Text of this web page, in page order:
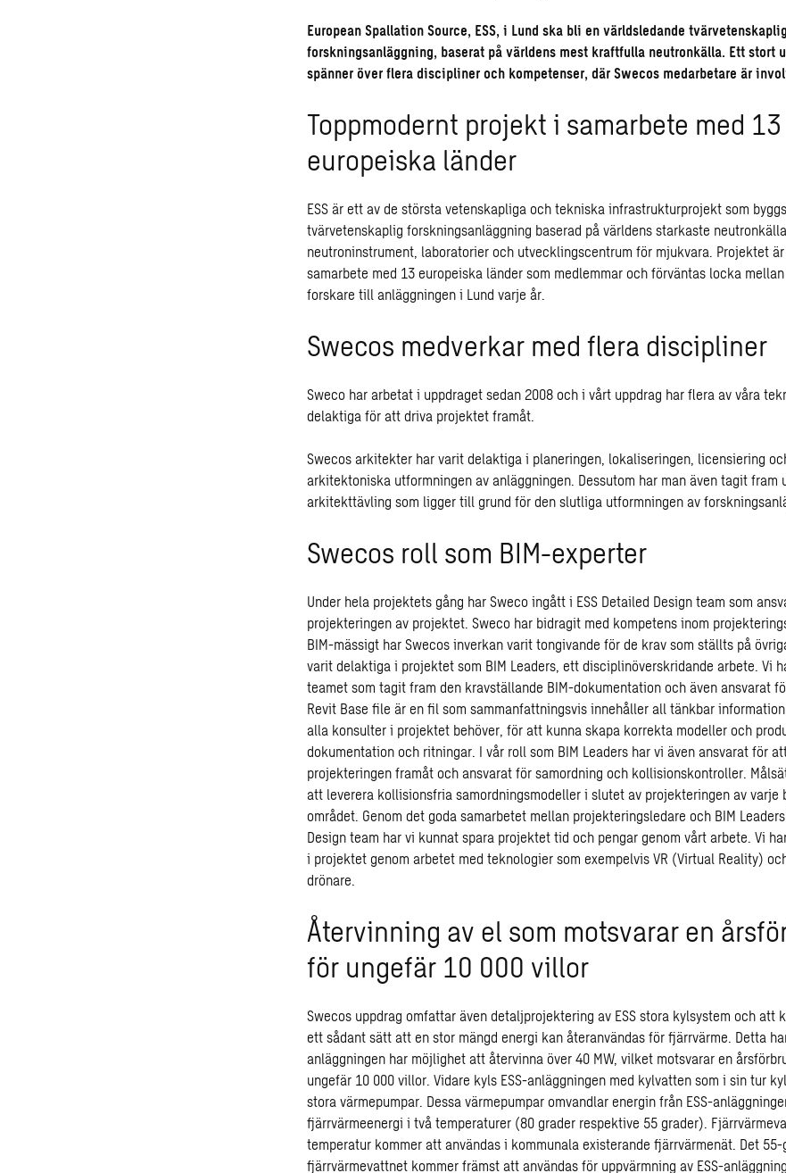
European Spallation Source, ESS, i Lund ska bli en världsledande tvärvetenskaplig
forskningsanläggning, baserat på världens mest kraftfulla neutronkälla. Ett stort
spänner över flera discipliner och kompetenser, där Swecos medarbetare är
Toppmodernt projekt i samarbete med 13
europeiska länder
ESS är ett av de största vetenskapliga och tekniska infrastrukturprojekt som
tvärvetenskaplig forskningsanläggning baserad på världens starkaste
neutroninstrument, laboratorier och utvecklingscentrum för mjukvara. Projektet
samarbete med 13 europeiska länder som medlemmar och förväntas locka
forskare till anläggningen i Lund varje år.
Swecos medverkar med flera discipliner
Sweco har arbetat i uppdraget sedan 2008 och i vårt uppdrag har flera av våra
delaktiga för att driva projektet framåt.
Swecos arkitekter har varit delaktiga i planeringen, lokaliseringen, licensiering
arkitektoniska utformningen av anläggningen. Dessutom har man även tagit fram
arkitekttävling som ligger till grund för den slutliga utformningen av
Swecos roll som BIM-experter
Under hela projektets gång har Sweco ingått i ESS Detailed Design team som
projekteringen av projektet. Sweco har bidragit med kompetens inom
BIM-mässigt har Swecos inverkan varit tongivande för de krav som ställts på
varit delaktiga i projektet som BIM Leaders, ett disciplinöverskridande arbete. Vi
teamet som tagit fram den kravställande BIM-dokumentation och även ansvarat
Revit Base file är en fil som sammanfattningsvis innehåller all tänkbar
alla konsulter i projektet behöver, för att kunna skapa korrekta modeller och
dokumentation och ritningar. I vår roll som BIM Leaders har vi även ansvarat för
projekteringen framåt och ansvarat för samordning och kollisionskontroller.
att leverera kollisionsfria samordningsmodeller i slutet av projekteringen av varje
området. Genom det goda samarbetet mellan projekteringsledare och BIM
Design team har vi kunnat spara projektet tid och pengar genom vårt arbete. Vi
i projektet genom arbetet med teknologier som exempelvis VR (Virtual Reality)
drönare.
Återvinning av el som motsvarar en
för ungefär 10 000 villor
Swecos uppdrag omfattar även detaljprojektering av ESS stora kylsystem och att
ett sådant sätt att en stor mängd energi kan återanvändas för fjärrvärme. Detta
anläggningen har möjlighet att återvinna över 40 MW, vilket motsvarar en
ungefär 10 000 villor. Vidare kyls ESS-anläggningen med kylvatten som i sin tur
stora värmepumpar. Dessa värmepumpar omvandlar energin från ESS-
fjärrvärmeenergi i två temperaturer (80 grader respektive 55 grader).
temperatur kommer att användas i kommunala existerande fjärrvärmenät. Det 55-
fjärrvärmevattnet kommer främst att användas för uppvärmning av ESS-